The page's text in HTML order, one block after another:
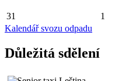
31 1
Kalendář svozu odpadu
Důležitá sdělení